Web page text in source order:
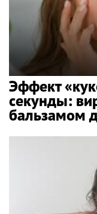
Эффект
секунды:
бальзамом